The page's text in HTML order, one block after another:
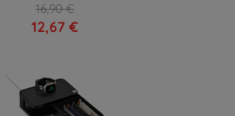
16,90 €
12,67 €